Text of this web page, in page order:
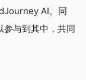
AI。同
参与到其中，共同